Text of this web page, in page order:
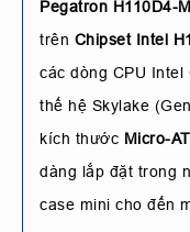
Pegatron H110D4-
trên Chipset Intel
các dòng CPU
thế hệ Skylake
kích thước Micro-
dàng lắp đặt trong
case mini cho đến